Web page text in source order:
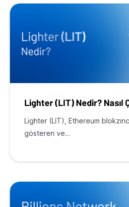
Lighter (LIT) Nedir? Nasıl
Lighter (LIT), Ethereum
gösteren ve…